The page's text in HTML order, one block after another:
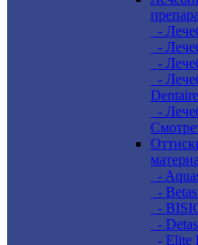
-
-
-
-
-
-
-
-
-
- Elite